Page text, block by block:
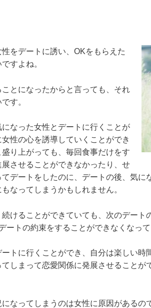
をデートに誘い、OKをもらえた
すよね。
とになったからと言っても、それ
す。
なった女性とデートに行くことが
性の心を誘導していくことができ
り上がっても、毎回食事だけをす
させることができなかったり、せ
デートをしたのに、デートの後、気に
なってしまうかもしれません。
けることができていても、次のデート
ートの約束をすることができなくなっ
トに行くことができ、自分は楽しい時
しまって恋愛関係に発展させることが
なってしまうのは女性に原因があるの